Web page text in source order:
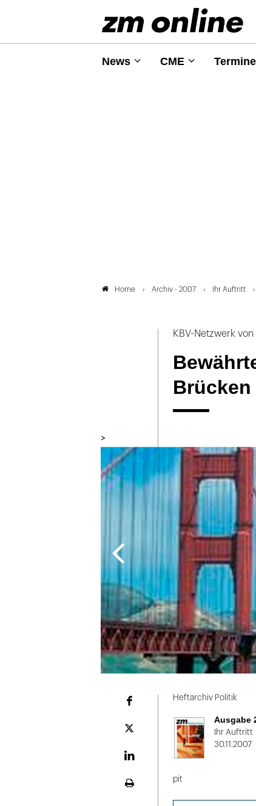
News CME Termine
Home Archiv - 2007 Ihr Auftritt
KBV-Netzwerk
Brücken
>
Plattform
Heftarchiv Politik
Ausgabe
Ihr Auftritt
30.11.2007
pit